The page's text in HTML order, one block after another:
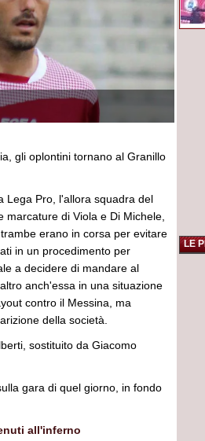
gli oplontini tornano al Granillo
Lega Pro, l'allora squadra del
di Viola e Di Michele,
erano in corsa per evitare
in un procedimento per
a decidere di mandare al
anch'essa in una situazione
contro il Messina, ma
della società.
sostituito da Giacomo
gara di quel giorno, in fondo
all'inferno
LE